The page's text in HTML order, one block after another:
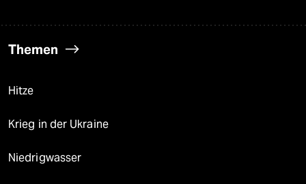
Themen
Hitze
Krieg in der Ukraine
Niedrigwasser